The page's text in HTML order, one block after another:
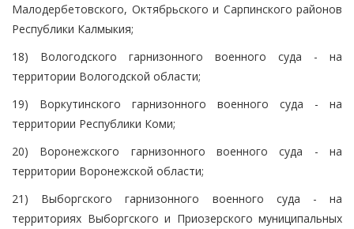
Малодербетовского, Октябрьского и Сарпинского районов
Республики Калмыкия;
18) Вологодского гарнизонного военного суда - на
территории Вологодской области;
19) Воркутинского гарнизонного военного суда - на
территории Республики Коми;
20) Воронежского гарнизонного военного суда - на
территории Воронежской области;
21) Выборгского гарнизонного военного суда - на
территориях Выборгского и Приозерского муниципальных